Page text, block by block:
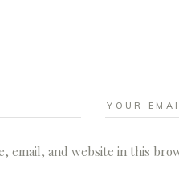
email, and website in this